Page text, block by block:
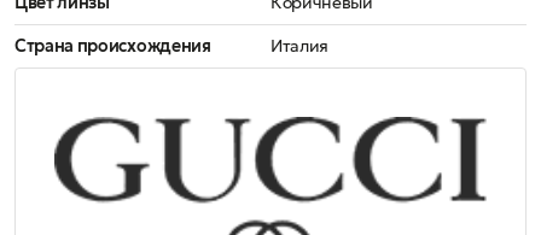
Страна происхождения
Италия